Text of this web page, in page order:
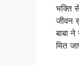
भक्ति
जीवन
बाबा ने
मित